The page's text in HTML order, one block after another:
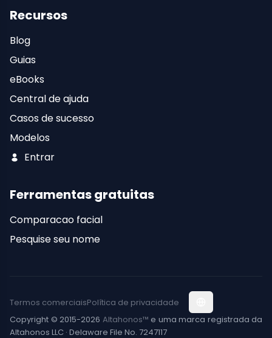
Recursos
Blog
Guias
eBooks
Central de ajuda
Casos de sucesso
Modelos
Entrar
Ferramentas gratuitas
Comparacao facial
Pesquise seu nome
Copyright © 2015-2026 Altahonos™ e uma marca registrada da
Altahonos LLC · Delaware File No. 7247117
Termos comerciaisPolítica de privacidade